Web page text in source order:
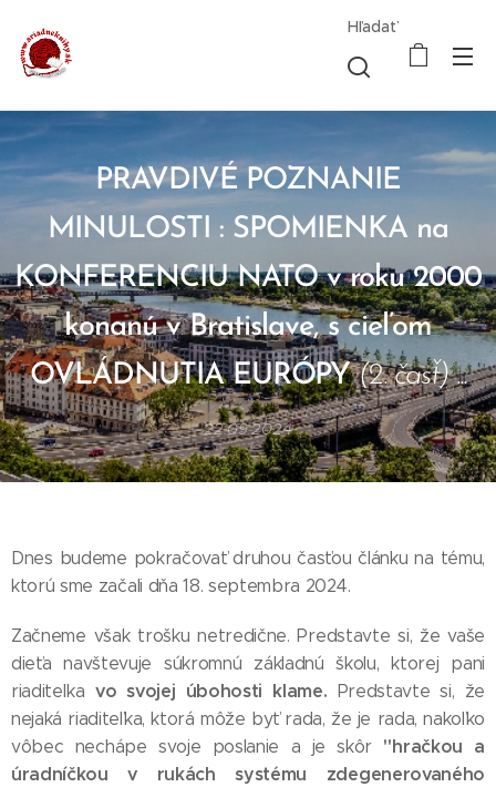
Hľadať
PRAVDIVÉ POZNANIE
MINULOSTI : SPOMIENKA na
KONFERENCIU NATO v roku 2000
konanú v Bratislave, s cieľom
OVLÁDNUTIA EURÓPY(2. časť)...
22.09.2024
Dnes budeme pokračovať druhou časťou článku na tému,
ktorú sme začali dňa 18. septembra 2024.
Začneme však trošku netredične. Predstavte si, že vaše
dieťa navštevuje súkromnú základnú školu, ktorej pani
riaditeľka vo svojej úbohosti klame. Predstavte si, že
nejaká riaditeľka, ktorá môže byť rada, že je rada, nakoľko
vôbec nechápe svoje poslanie a je skôr "hračkou a
úradníčkou v rukách systému zdegenerovaného